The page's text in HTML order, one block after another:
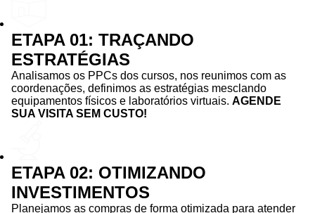
ETAPA 01: TRAÇANDO
ESTRATÉGIAS
Analisamos os PPCs dos cursos, nos reunimos com as
coordenações, definimos as estratégias mesclando
equipamentos físicos e laboratórios virtuais. AGENDE
SUA VISITA SEM CUSTO!
ETAPA 02: OTIMIZANDO
INVESTIMENTOS
Planejamos as compras de forma otimizada para atender